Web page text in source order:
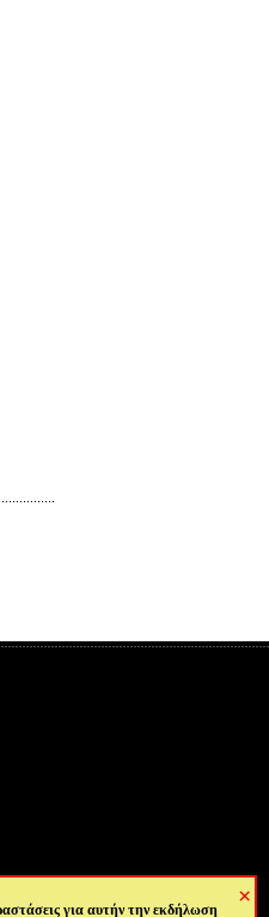
×
για αυτήν την εκδήλωση